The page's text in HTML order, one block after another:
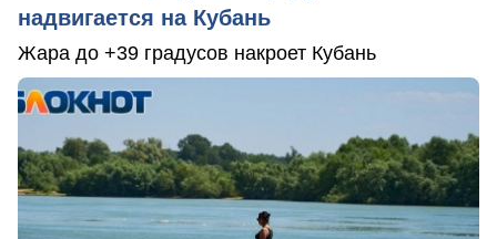
надвигается на Кубань
Жара до +39 градусов накроет Кубань